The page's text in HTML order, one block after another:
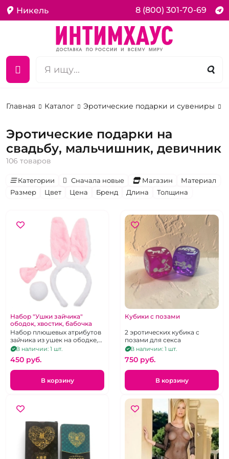
Никель 8 (800) 301-70-69
Главная Каталог Эротические подарки и сувениры
Эротические подарки на
свадьбу, мальчишник, девичник
106 товаров
Категории Сначала новые Магазин
Материал
Размер
Цвет Цена Бренд Длина Толщина
Набор "Ушки зайчика"
ободок, хвостик, бабочка
Набор плюшевых атрибутов
зайчика из ушек на ободке,
хвостика и галстука-
бабочки, унисекс
В наличии: 1 шт.
450 pуб.
В корзину
Кубики с позами
2 эротических кубика с
позами для секса
В наличии: 1 шт.
750 pуб.
В корзину